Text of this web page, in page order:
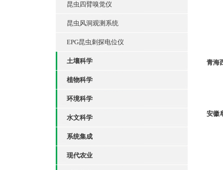
昆虫四臂嗅觉仪
昆虫风洞观测系统
EPG昆虫刺探电位仪
土壤科学
植物科学
环境科学
水文科学
系统集成
现代农业
青海
安徽